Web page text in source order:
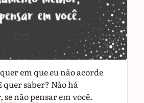
em que eu não acorde
quer saber? Não há
não pensar em você.